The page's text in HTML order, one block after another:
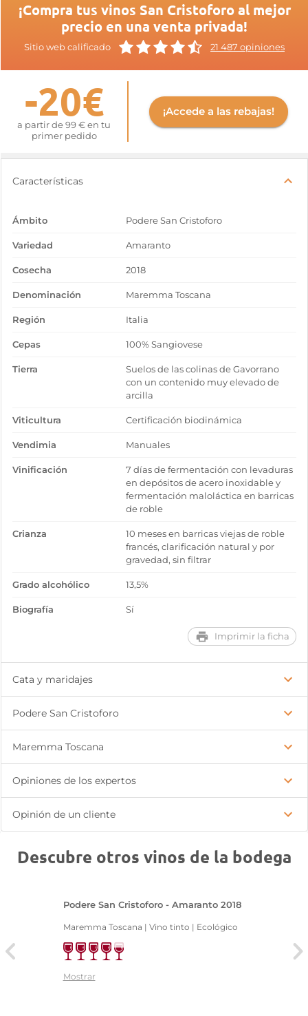
¡Compra tus vinos San Cristoforo al mejor
precio en una venta privada!
Sitio web calificado 21 487 opiniones
-20€
a partir de 99 € en tu
primer pedido
¡Accede a las rebajas!
Características
Ámbito Podere San Cristoforo
Variedad Amaranto
Cosecha 2018
Denominación Maremma Toscana
Región Italia
Cepas 100% Sangiovese
Tierra
Suelos de las colinas de Gavorrano
con un contenido muy elevado de
arcilla
Viticultura Certificación biodinámica
Vendimia Manuales
Vinificación
7 días de fermentación con levaduras
en depósitos de acero inoxidable y
fermentación maloláctica en barricas
de roble
Crianza
10 meses en barricas viejas de roble
francés, clarificación natural y por
gravedad, sin filtrar
Grado alcohólico 13,5%
Biografía Sí
Imprimir la ficha
Cata y maridajes
Podere San Cristoforo
Maremma Toscana
Opiniones de los expertos
Opinión de un cliente
Descubre otros vinos de la bodega
Podere San Cristoforo - Amaranto 2018
Maremma Toscana | Vino tinto | Ecológico
Mostrar